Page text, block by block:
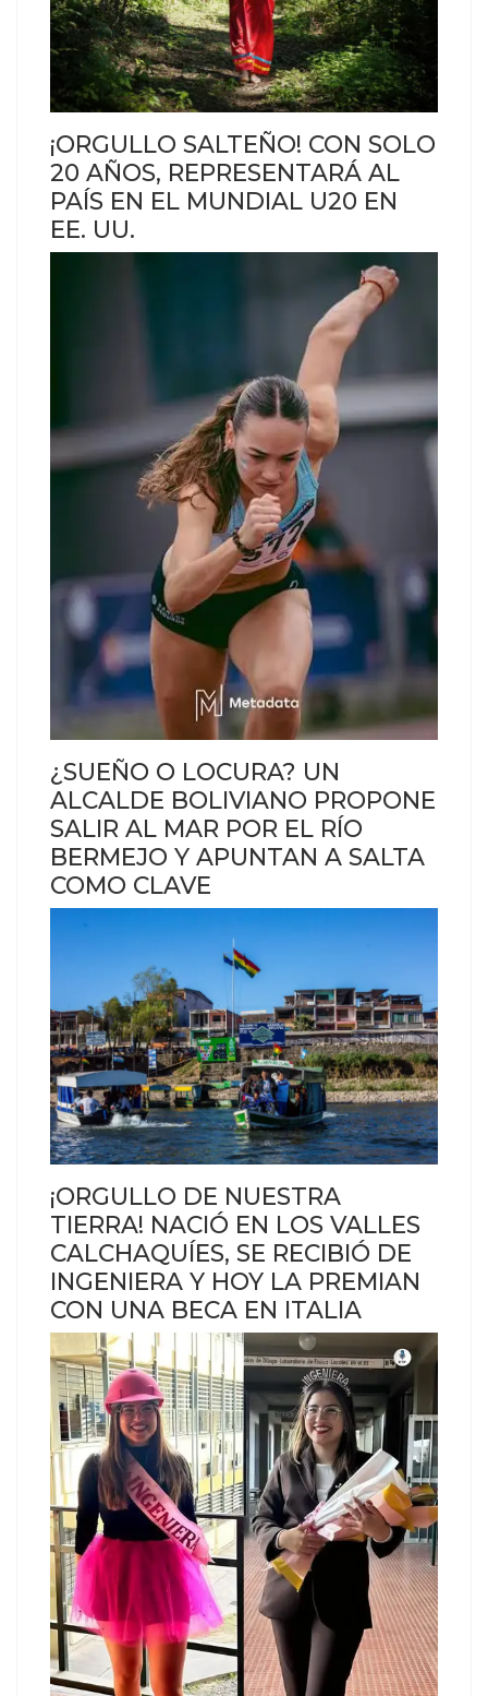
¡ORGULLO SALTEÑO! CON SOLO
20 AÑOS, REPRESENTARÁ AL
PAÍS EN EL MUNDIAL U20 EN
EE. UU.
¿SUEÑO O LOCURA? UN
ALCALDE BOLIVIANO PROPONE
SALIR AL MAR POR EL RÍO
BERMEJO Y APUNTAN A SALTA
COMO CLAVE
¡ORGULLO DE NUESTRA
TIERRA! NACIÓ EN LOS VALLES
CALCHAQUÍES, SE RECIBIÓ DE
INGENIERA Y HOY LA PREMIAN
CON UNA BECA EN ITALIA